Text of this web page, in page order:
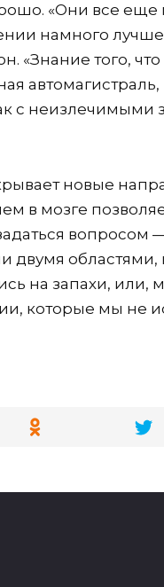
«Они все еще
намного
«Знание того,
с неизлечимыми
новые
в мозге
вопросом
двумя
на запахи, или,
которые мы не